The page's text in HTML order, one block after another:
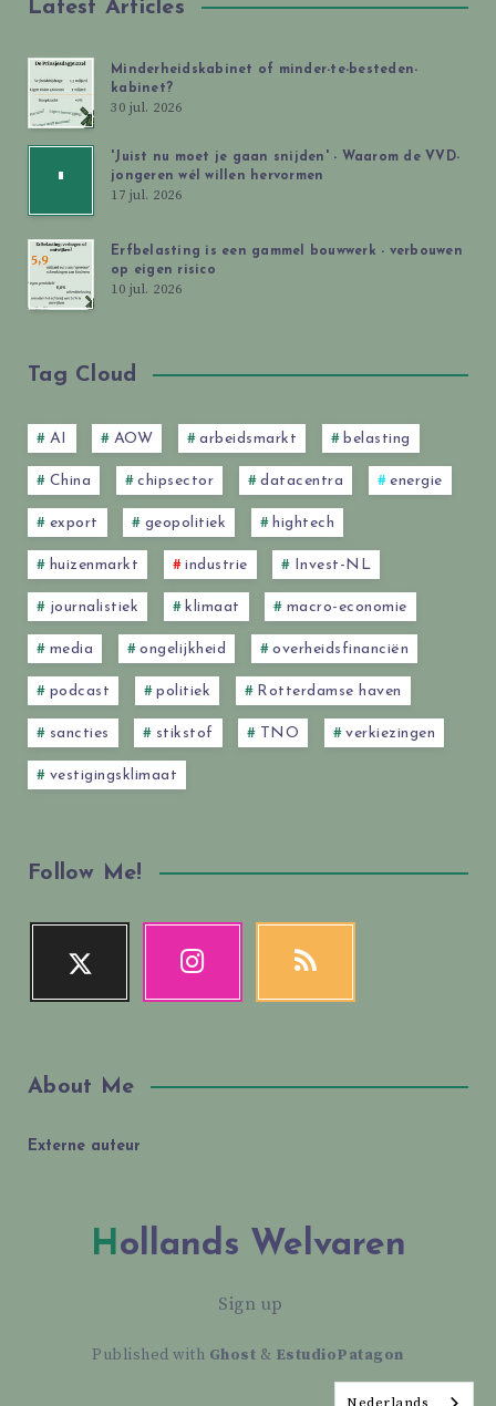
Latest Articles
Minderheidskabinet of minder-te-besteden-
kabinet?
30 jul. 2026
'
'Juist nu moet je gaan snijden' - Waarom de VVD-
jongeren wél willen hervormen
17 jul. 2026
Erfbelasting is een gammel bouwwerk - verbouwen
op eigen risico
10 jul. 2026
Tag Cloud
AI AOW arbeidsmarkt belasting
China chipsector datacentra energie
export geopolitiek hightech
huizenmarkt industrie Invest-NL
journalistiek klimaat macro-economie
media ongelijkheid overheidsfinanciën
podcast politiek Rotterdamse haven
sancties stikstof TNO verkiezingen
vestigingsklimaat
Follow Me!
About Me
Externe auteur
Hollands Welvaren
Sign up
Published with Ghost & EstudioPatagon